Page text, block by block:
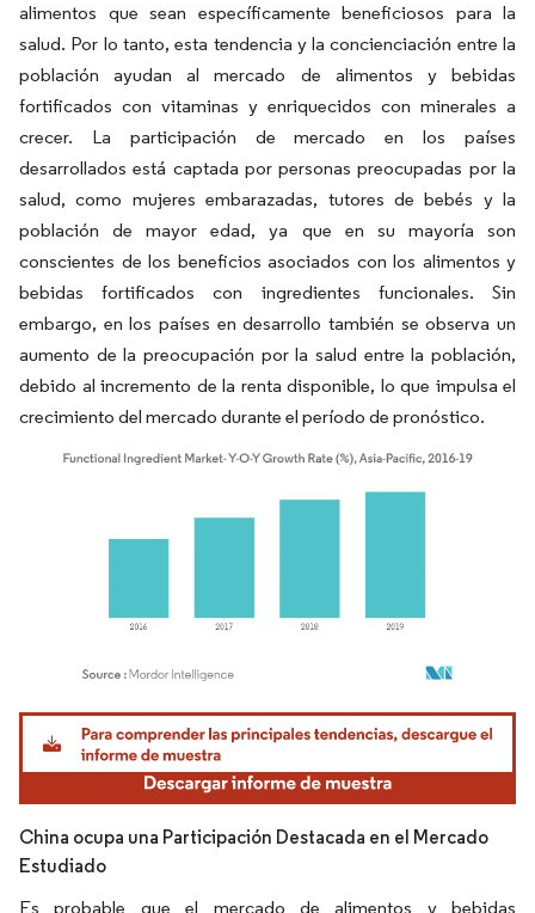
alimentos que sean específicamente beneficiosos para la
salud. Por lo tanto, esta tendencia y la concienciación entre la
población ayudan al mercado de alimentos y bebidas
fortificados con vitaminas y enriquecidos con minerales a
crecer. La participación de mercado en los países
desarrollados está captada por personas preocupadas por la
salud, como mujeres embarazadas, tutores de bebés y la
población de mayor edad, ya que en su mayoría son
conscientes de los beneficios asociados con los alimentos y
bebidas fortificados con ingredientes funcionales. Sin
embargo, en los países en desarrollo también se observa un
aumento de la preocupación por la salud entre la población,
debido al incremento de la renta disponible, lo que impulsa el
crecimiento del mercado durante el período de pronóstico.
Imagen © Mordor Intelligence. El uso requiere atribución según CC BY 4.0.
China ocupa una Participación Destacada en el Mercado
Estudiado
Es probable que el mercado de alimentos y bebidas